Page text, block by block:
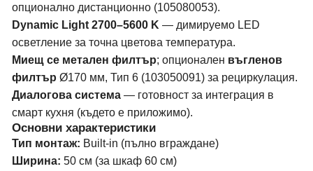
опционално дистанционно (105080053).
Dynamic Light 2700–5600 K — димируемо LED
осветление за точна цветова температура.
Миещ се метален филтър; опционален въгленов
филтър Ø170 мм, Тип 6 (103050091) за рециркулация.
Диалогова система — готовност за интеграция в
смарт кухня (където е приложимо).
Основни характеристики
Тип монтаж: Built-in (пълно вграждане)
Ширина: 50 см (за шкаф 60 см)